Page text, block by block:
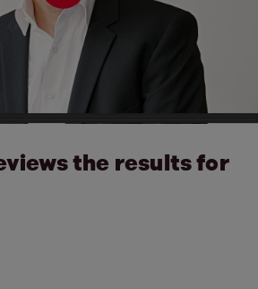
the results for